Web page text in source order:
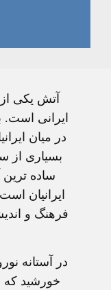
آتش یکی
ایرانی
در میان
بسیاری از
ساده
ایرانیان
فرهنگ و
در آستانه
خورشید که